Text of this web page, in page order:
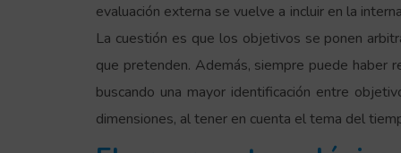
evaluación externa se vuelve a incluir en la
La cuestión es que los objetivos se ponen
que pretenden. Además, siempre puede haber
buscando una mayor identificación entre
dimensiones, al tener en cuenta el tema del